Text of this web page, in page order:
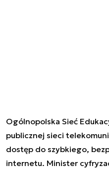
Ogólnopolska Sieć
publicznej sieci
dostęp do szybkiego,
internetu. Minister